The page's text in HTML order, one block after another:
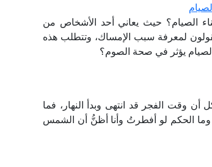
الصيام؟ حيث يعاني أحد الأشخاص من
لمعرفة سبب الإمساك، وتتطلب هذه
يؤثر في صحة الصوم؟
وقت الفجر قد انتهى وبدأ النهار، فما
الحكم لو أفطرتُ وأنا أظنُّ أن الشمس